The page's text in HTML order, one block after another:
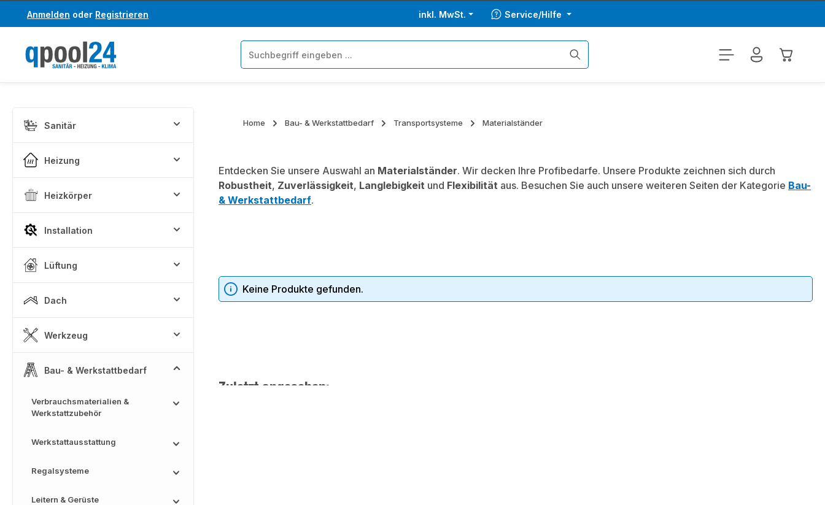
Hauptinhalt springen
Zur Suche springen
Anmelden oder Registrieren inkl. MwSt. Service/Hilfe
Sanitär
Heizung
Heizkörper
Installation
Lüftung
Dach
Werkzeug
Bau- & Werkstattbedarf
Verbrauchsmaterialien &
Werkstattzubehör
Werkstattausstattung
Regalsysteme
Leitern & Gerüste
Home Bau- & Werkstattbedarf Transportsysteme Materialständer
Entdecken Sie unsere Auswahl an Materialständer. Wir decken Ihre Profibedarfe. Unsere Produkte zeichnen sich durch
Robustheit, Zuverlässigkeit, Langlebigkeit und Flexibilität aus. Besuchen Sie auch unsere weiteren Seiten der Kategorie Bau-
& Werkstattbedarf.
Keine Produkte gefunden.
Zuletzt angesehen: